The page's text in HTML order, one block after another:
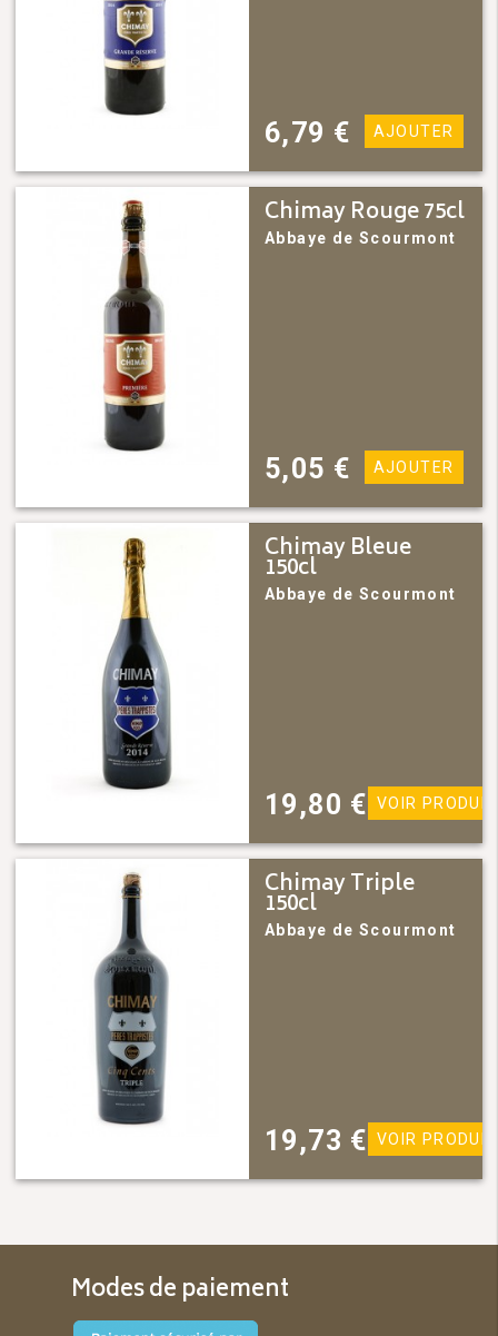
6,79 € AJOUTER
Chimay Rouge 75cl
Abbaye de Scourmont
5,05 € AJOUTER
Chimay Bleue
150cl
Abbaye de Scourmont
19,80 € VOIR PRODUIT
Chimay Triple
150cl
Abbaye de Scourmont
19,73 € VOIR PRODUIT
Modes de paiement